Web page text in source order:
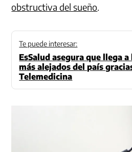
obstructiva del sueño.
Te puede interesar:
EsSalud asegura que llega
más alejados del país
Telemedicina